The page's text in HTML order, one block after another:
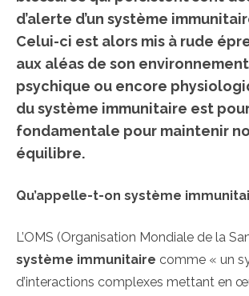
d’alerte d’un système
Celui-ci est alors mis à rude
aux aléas de son
psychique ou encore
du système immunitaire est
fondamentale pour maintenir
équilibre.
Qu’appelle-t-on système
L’OMS (Organisation Mondiale de la
système immunitaire comme « un
d’interactions complexes mettant en